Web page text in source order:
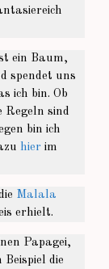
ein Baum,
spendet uns
ich bin. Ob
Regeln sind
bin ich
hier im
Malala
erhielt.
Papagei,
die